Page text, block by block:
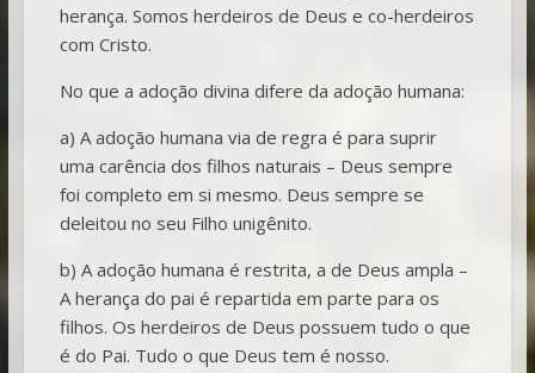
herança. Somos herdeiros de Deus e co-herdeiros
com Cristo.
No que a adoção divina difere da adoção humana:
a) A adoção humana via de regra é para suprir
uma carência dos filhos naturais – Deus sempre
foi completo em si mesmo. Deus sempre se
deleitou no seu Filho unigênito.
b) A adoção humana é restrita, a de Deus ampla –
A herança do pai é repartida em parte para os
filhos. Os herdeiros de Deus possuem tudo o que
é do Pai. Tudo o que Deus tem é nosso.